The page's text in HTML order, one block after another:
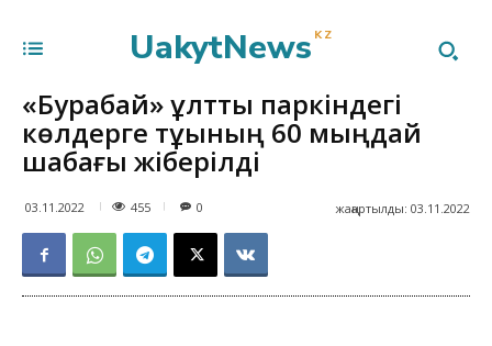
UakytNews KZ
«Бурабай» ұлттық паркіндегі
көлдерге тұқының 60 мыңдай
шабағы жіберілді
03.11.2022 455 жаңартылды: 03.11.2022
0